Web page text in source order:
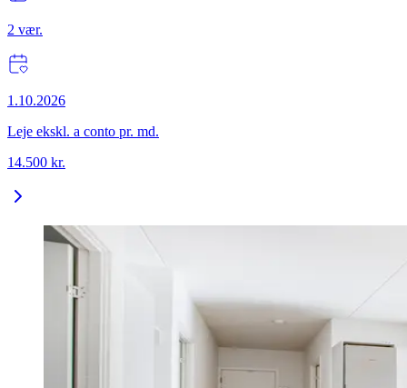
2 vær.
1.10.2026
Leje ekskl. a conto pr. md.
14.500 kr.